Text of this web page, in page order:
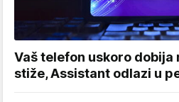
Vaš telefon uskoro dobija
stiže, Assistant odlazi u